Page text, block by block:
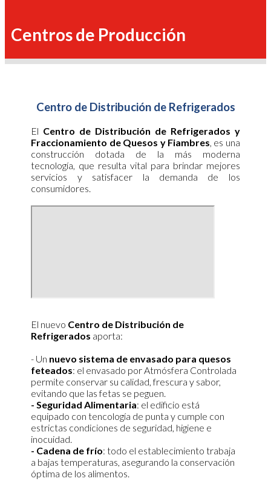
Centros de Producción
Centro de Distribución de Refrigerados
El Centro de Distribución de Refrigerados y
Fraccionamiento de Quesos y Fiambres, es una
construcción dotada de la más moderna
tecnología, que resulta vital para brindar mejores
servicios y satisfacer la demanda de los
consumidores.
El nuevo Centro de Distribución de
Refrigerados aporta:
- Un nuevo sistema de envasado para quesos
feteados: el envasado por Atmósfera Controlada
permite conservar su calidad, frescura y sabor,
evitando que las fetas se peguen.
- Seguridad Alimentaria: el edificio está
equipado con tencología de punta y cumple con
estrictas condiciones de seguridad, higiene e
inocuidad.
- Cadena de frío: todo el establecimiento trabaja
a bajas temperaturas, asegurando la conservación
óptima de los alimentos.